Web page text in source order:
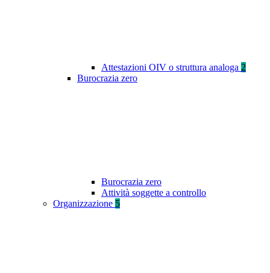
Attestazioni OIV o struttura analoga 2
Burocrazia zero
Burocrazia zero
Attività soggette a controllo
Organizzazione 5